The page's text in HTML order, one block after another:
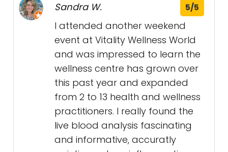
Sandra W. 5/5
I attended another weekend
event at Vitality Wellness World
and was impressed to learn the
wellness centre has grown over
this past year and expanded
from 2 to 13 health and wellness
practitioners. I really found the
live blood analysis fascinating
and informative, accuratly